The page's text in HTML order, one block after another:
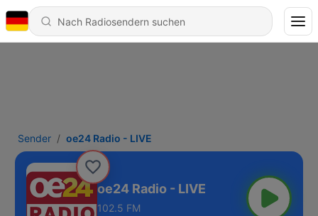
Sender oe24 Radio - LIVE
oe24 Radio - LIVE
102.5 FM